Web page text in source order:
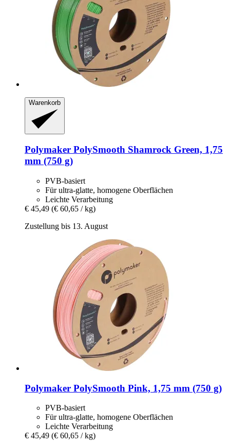
Warenkorb
Polymaker PolySmooth Shamrock Green, 1,75
mm (750 g)
PVB-basiert
Für ultra-glatte, homogene Oberflächen
Leichte Verarbeitung
€ 45,49 (€ 60,65 / kg)
Zustellung bis 13. August
Polymaker PolySmooth Pink, 1,75 mm (750 g)
PVB-basiert
Für ultra-glatte, homogene Oberflächen
Leichte Verarbeitung
€ 45,49 (€ 60,65 / kg)